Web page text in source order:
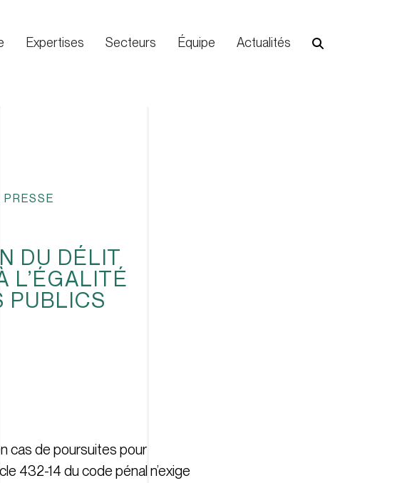
Expertises Secteurs Équipe Actualités
DU DÉLIT
L’ÉGALITÉ
PUBLICS
cas de poursuites pour
432-14 du code pénal n’exige